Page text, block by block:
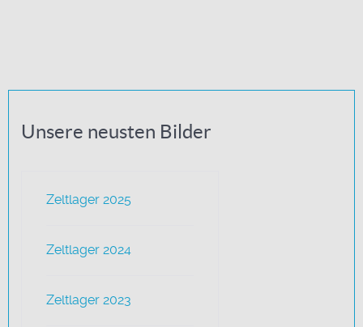
Unsere neusten Bilder
Zeltlager 2025
Zeltlager 2024
Zeltlager 2023